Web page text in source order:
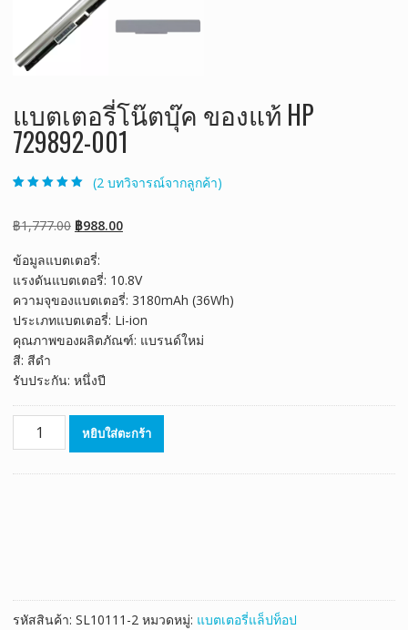
แบตเตอรี่โน๊ตบุ๊ค ของแท้ HP
729892-001
เต็มบนการให้
คะแนนของ
(2 บทวิจารณ์จากลูกค้า)
฿1,777.00 Original
was:
฿1,777.00.
฿988.00Current
฿988.00.
ข้อมูลแบตเตอรี่:
แรงดันแบตเตอรี่: 10.8V
ความจุของแบตเตอรี่: 3180mAh (36Wh)
ประเภทแบตเตอรี่: Li-ion
คุณภาพของผลิตภัณฑ์: แบรนด์ใหม่
สี: สีดำ
รับประกัน: หนึ่งปี
จำนวน
ชิ้น
หยิบใส่ตะกร้า
รหัสสินค้า: SL10111-2 หมวดหมู่: แบตเตอรี่แล็ปท็อป